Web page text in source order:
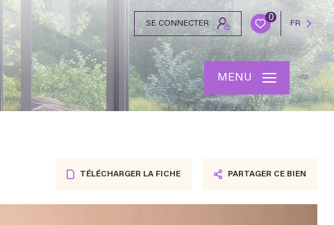
SE CONNECTER
0
FR
MENU
TÉLÉCHARGER LA FICHE PARTAGER CE BIEN